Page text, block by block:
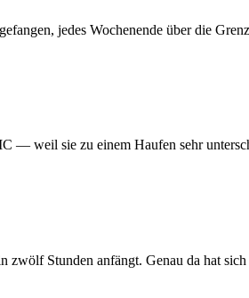
jedes Wochenende über die
weil sie zu einem Haufen sehr
Stunden anfängt. Genau da hat